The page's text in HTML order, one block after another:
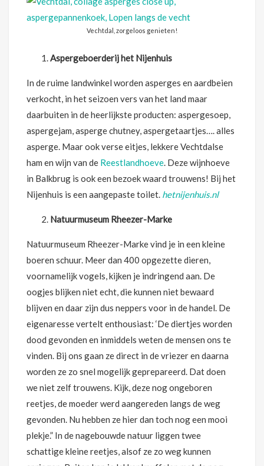
Vechtdal, zorgeloos genieten!
Aspergeboerderij het Nijenhuis
In de ruime landwinkel worden asperges en aardbeien
verkocht, in het seizoen vers van het land maar
daarbuiten in de heerlijkste producten: aspergesoep,
aspergejam, asperge chutney, aspergetaartjes…. alles
asperge. Maar ook verse eitjes, lekkere Vechtdalse
ham en wijn van de Reestlandhoeve. Deze wijnhoeve
in Balkbrug is ook een bezoek waard trouwens! Bij het
Nijenhuis is een aangepaste toilet. hetnijenhuis.nl
Natuurmuseum Rheezer-Marke
Natuurmuseum Rheezer-Marke vind je in een kleine
boeren schuur. Meer dan 400 opgezette dieren,
voornamelijk vogels, kijken je indringend aan. De
oogjes blijken niet echt, die kunnen niet bewaard
blijven en daar zijn dus neppers voor in de handel. De
eigenaresse vertelt enthousiast: ‘De diertjes worden
dood gevonden en inmiddels weten de mensen ons te
vinden. Bij ons gaan ze direct in de vriezer en daarna
worden ze zo snel mogelijk geprepareerd. Dat doen
we niet zelf trouwens. Kijk, deze nog ongeboren
reetjes, de moeder werd aangereden langs de weg
gevonden. Nu hebben ze hier dan toch nog een mooi
plekje.” In de nagebouwde natuur liggen twee
schattige kleine reetjes, alsof ze zo weg kunnen